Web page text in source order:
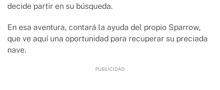
decide partir en su búsqueda.
En esa aventura, contará la ayuda del propio Sparrow,
que ve aquí una oportunidad para recuperar su preciada
nave.